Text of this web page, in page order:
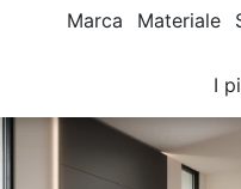
Marca Materiale
I